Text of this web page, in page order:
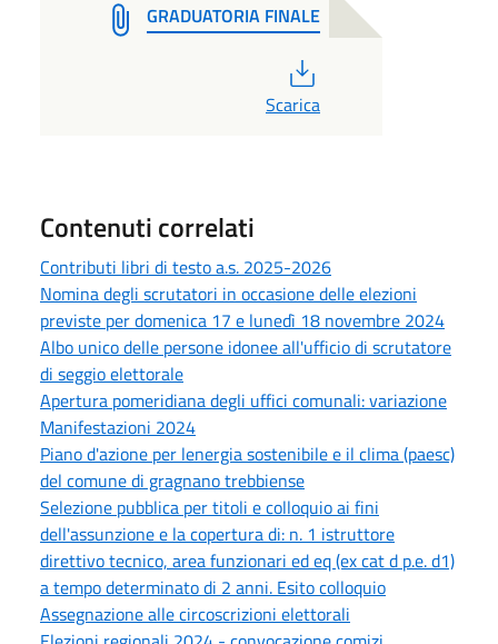
GRADUATORIA FINALE
Scarica
Contenuti correlati
Contributi libri di testo a.s. 2025-2026
Nomina degli scrutatori in occasione delle elezioni
previste per domenica 17 e lunedì 18 novembre 2024
Albo unico delle persone idonee all'ufficio di scrutatore
di seggio elettorale
Apertura pomeridiana degli uffici comunali: variazione
Manifestazioni 2024
Piano d'azione per lenergia sostenibile e il clima (paesc)
del comune di gragnano trebbiense
Selezione pubblica per titoli e colloquio ai fini
dell'assunzione e la copertura di: n. 1 istruttore
direttivo tecnico, area funzionari ed eq (ex cat d p.e. d1)
a tempo determinato di 2 anni. Esito colloquio
Assegnazione alle circoscrizioni elettorali